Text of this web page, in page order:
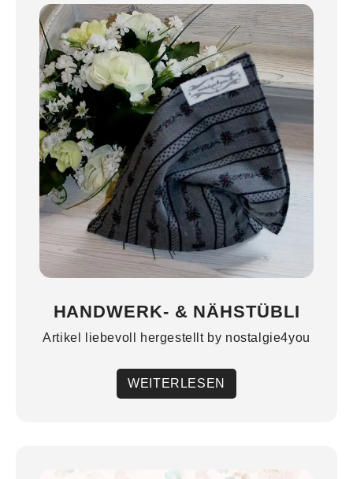
HANDWERK- & NÄHSTÜBLI
Artikel liebevoll hergestellt by nostalgie4you
WEITERLESEN